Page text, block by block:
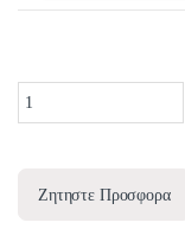
Ζητηστε Προσφορα